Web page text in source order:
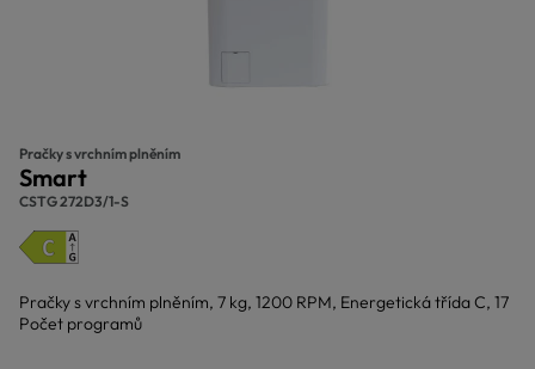
Pračky s vrchním plněním
Smart
CSTG 272D3/1-S
Pračky s vrchním plněním, 7 kg, 1200 RPM, Energetická třída C, 17
Počet programů